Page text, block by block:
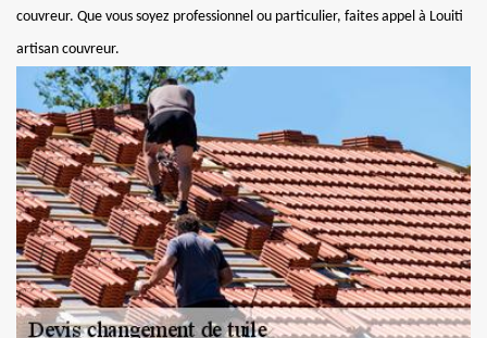
couvreur. Que vous soyez professionnel ou particulier, faites appel à Louiti
artisan couvreur.